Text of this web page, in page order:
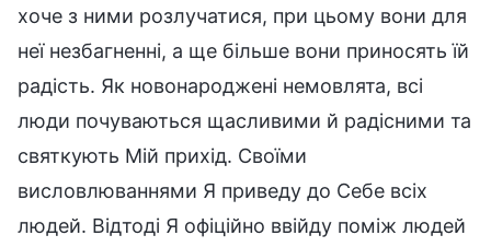
хоче з ними розлучатися, при цьому вони для
неї незбагненні, а ще більше вони приносять їй
радість. Як новонароджені немовлята, всі
люди почуваються щасливими й радісними та
святкують Мій прихід. Своїми
висловлюваннями Я приведу до Себе всіх
людей. Відтоді Я офіційно ввійду поміж людей